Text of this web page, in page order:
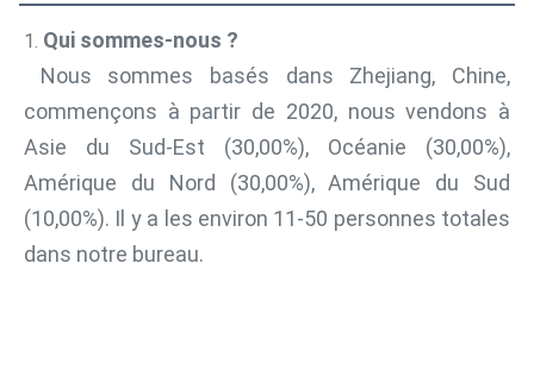
1. Qui sommes-nous ?
Nous sommes basés dans Zhejiang, Chine,
commençons à partir de 2020, nous vendons à
Asie du Sud-Est (30,00%), Océanie (30,00%),
Amérique du Nord (30,00%), Amérique du Sud
(10,00%). Il y a les environ 11-50 personnes totales
dans notre bureau.